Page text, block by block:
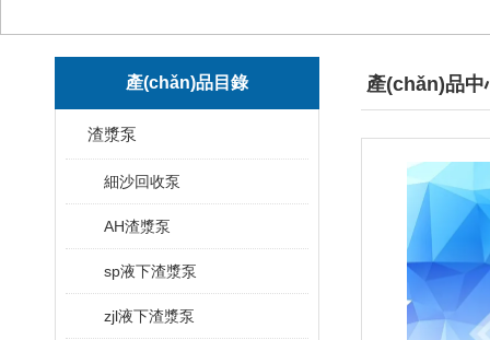
產(chǎn)品目錄
渣漿泵
細沙回收泵
AH渣漿泵
sp液下渣漿泵
zjl液下渣漿泵
產(chǎn)品中